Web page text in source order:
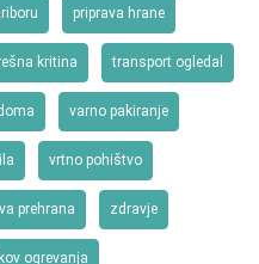
priprava hrane
kritina transport ogledal
varno pakiranje
vrtno pohištvo
prehrana zdravje
ogrevanja